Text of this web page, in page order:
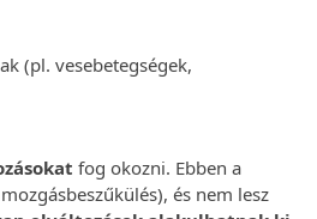
(pl. vesebetegségek,
fog okozni. Ebben a
és nem lesz